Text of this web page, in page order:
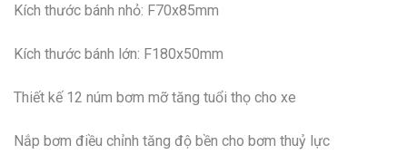
Kích thước bánh nhỏ: F70x85mm
Kích thước bánh lớn: F180x50mm
Thiết kế 12 núm bơm mỡ tăng tuổi thọ cho xe
Nắp bơm điều chỉnh tăng độ bền cho bơm thuỷ lực